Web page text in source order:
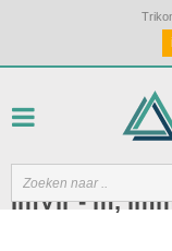
ImVir - m,